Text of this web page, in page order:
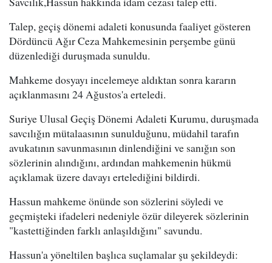
Talep, geçiş dönemi adaleti konusunda faaliyet gösteren
Dördüncü Ağır Ceza Mahkemesinin perşembe günü
düzenlediği duruşmada sunuldu.
Mahkeme dosyayı incelemeye aldıktan sonra kararın
açıklanmasını 24 Ağustos'a erteledi.
Suriye Ulusal Geçiş Dönemi Adaleti Kurumu, duruşmada
savcılığın mütalaasının sunulduğunu, müdahil tarafın
avukatının savunmasının dinlendiğini ve sanığın son
sözlerinin alındığını, ardından mahkemenin hükmü
açıklamak üzere davayı ertelediğini bildirdi.
Hassun mahkeme önünde son sözlerini söyledi ve
geçmişteki ifadeleri nedeniyle özür dileyerek sözlerinin
"kastettiğinden farklı anlaşıldığını" savundu.
Hassun'a yöneltilen başlıca suçlamalar şu şekildeydi: